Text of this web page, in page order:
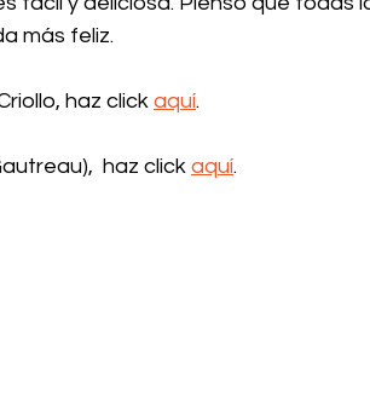
más feliz.
haz click aquí.
haz click aquí.